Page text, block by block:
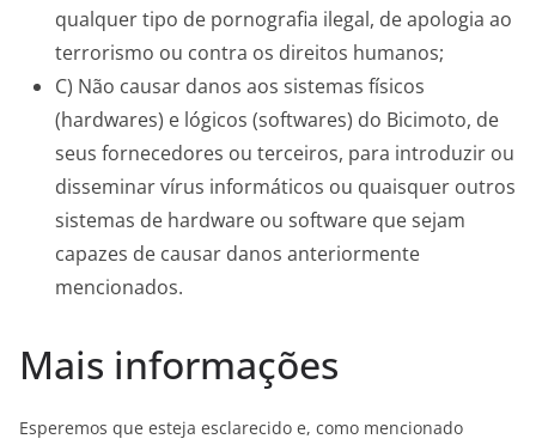
qualquer tipo de pornografia ilegal, de apologia ao
terrorismo ou contra os direitos humanos;
C) Não causar danos aos sistemas físicos
(hardwares) e lógicos (softwares) do Bicimoto, de
seus fornecedores ou terceiros, para introduzir ou
disseminar vírus informáticos ou quaisquer outros
sistemas de hardware ou software que sejam
capazes de causar danos anteriormente
mencionados.
Mais informações
Esperemos que esteja esclarecido e, como mencionado